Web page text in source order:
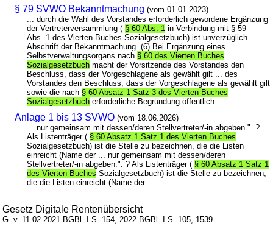
§ 79 SVWO Bekanntmachung (vom 01.01.2023)
... durch die Wahl des Vorstandes erforderlich gewordene Ergänzung
der Vertreterversammlung ( § 60 Abs. 1 in Verbindung mit § 59
Abs. 1 des Vierten Buches Sozialgesetzbuch) ist unverzüglich ...
Abschrift der Bekanntmachung. (6) Bei Ergänzung eines
Selbstverwaltungsorgans nach § 60 des Vierten Buches
Sozialgesetzbuch macht der Vorsitzende des Vorstandes den
Beschluss, dass der Vorgeschlagene als gewählt gilt ... des
Vorstandes den Beschluss, dass der Vorgeschlagene als gewählt gilt
sowie die nach § 60 Absatz 1 Satz 3 des Vierten Buches
Sozialgesetzbuch erforderliche Begründung öffentlich ...
Anlage 1 bis 13 SVWO (vom 18.06.2026)
... nur gemeinsam mit dessen/deren Stellvertreter/-in abgeben.". ?
Als Listenträger ( § 60 Absatz 1 Satz 1 des Vierten Buches
Sozialgesetzbuch) ist die Stelle zu bezeichnen, die die Listen
einreicht (Name der ... nur gemeinsam mit dessen/deren
Stellvertreter/-in abgeben.". ? Als Listenträger ( § 60 Absatz 1 Satz 1
des Vierten Buches Sozialgesetzbuch) ist die Stelle zu bezeichnen,
die die Listen einreicht (Name der ...
Gesetz Digitale Rentenübersicht
G. v. 11.02.2021 BGBl. I S. 154, 2022 BGBl. I S. 105, 1539